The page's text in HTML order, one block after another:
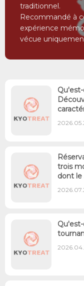
traditionnel.
Recommandé à
expérience
vécue
trois
dont le